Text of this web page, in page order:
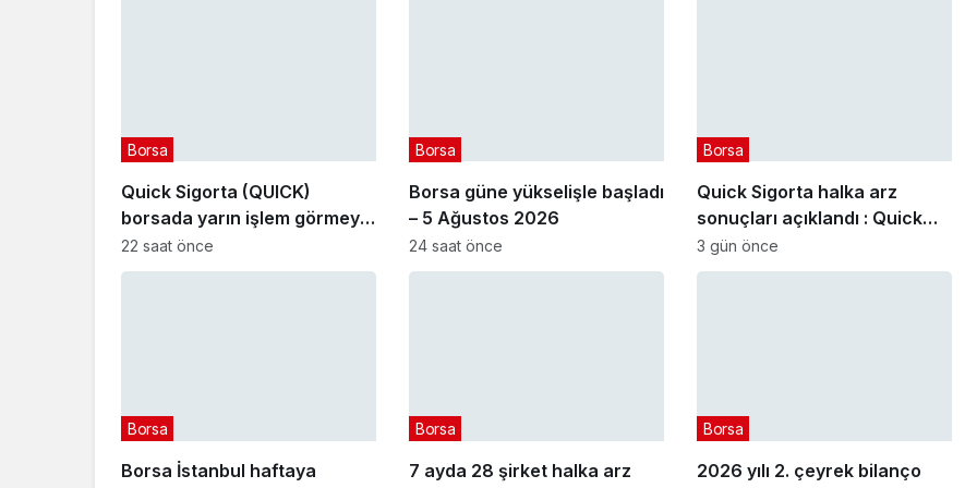
Quick Sigorta (QUICK)
borsada yarın işlem görmeye
başlayacak
Borsa
22 saat önce
Borsa güne yükselişle başladı
– 5 Ağustos 2026
Borsa
24 saat önce
Quick Sigorta halka arz
sonuçları açıklandı : Quick
Sigorta (QUICK) kaç lot verdi?
Borsa
3 gün önce
Borsa İstanbul haftaya
Borsa
7 ayda 28 şirket halka arz
Borsa
2026 yılı 2. çeyrek bilanço
Borsa